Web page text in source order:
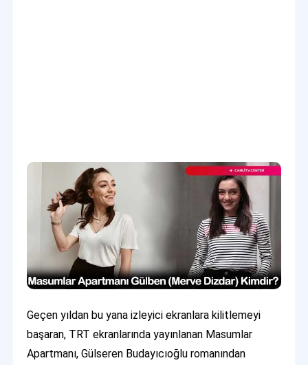
Geçen yıldan bu yana izleyici ekranlara kilitlemeyi
başaran, TRT ekranlarında yayınlanan Masumlar
Apartmanı, Gülseren Budayıcıoğlu romanından